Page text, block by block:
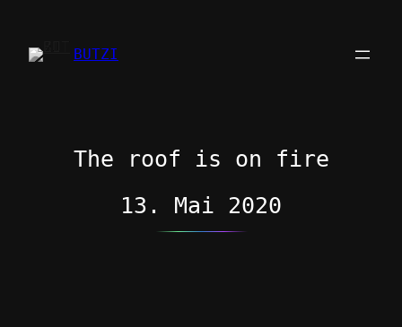
springenBUTZI
The roof is on fire
13. Mai 2020